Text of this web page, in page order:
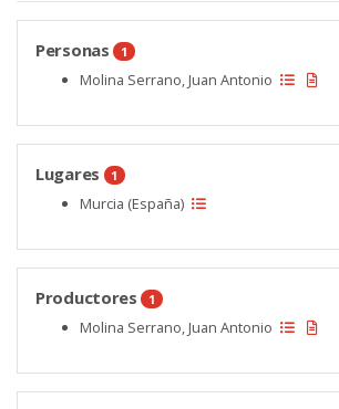
Personas 1
Molina Serrano, Juan Antonio
Lugares 1
Murcia (España)
Productores 1
Molina Serrano, Juan Antonio